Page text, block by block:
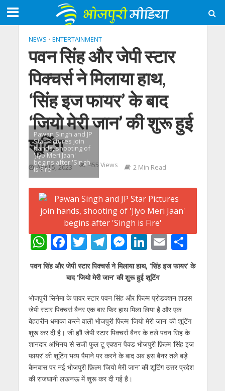
NEWS • ENTERTAINMENT
पवन सिंह और जेपी स्टार
पिक्चर्स ने मिलाया हाथ,
‘सिंह इज फायर’ के बाद
‘जियो मेरी जान’ की शुरू हुई
शूटिंग
April 5, 2023 455 Views 2 Min Read
Pawan Singh and JP
Star Pictures join
hands, shooting of
'Jiyo Meri Jaan'
begins after 'Singh
is Fire'
W
h
at
s
A
p
p
F
ac
e
b
o
o
k
T
w
itt
T
el
e
gr
a
m
M
e
ss
e
n
g
er
Li
n
k
dI
n
E
m
ai
S
h
ar
पवन सिंह और जेपी स्टार पिक्चर्स ने मिलाया हाथ, ‘सिंह इज फायर’ के
बाद ‘जियो मेरी जान’ की शुरू हुई शूटिंग
भोजपुरी सिनेमा के पावर स्टार पवन सिंह और फिल्म प्रोडक्शन हाउस
जेपी स्टार पिक्चर्स बैनर एक बार फिर हाथ मिला लिया है और एक
बेहतरीन धमाका करने वाली भोजपुरी फिल्म ‘जियो मेरी जान’ की शूटिंग
शुरू कर दी है। जी हाँ! जेपी स्टार पिक्चर्स बैनर के तले पवन सिंह के
शानदार अभिनय से सजी फुल टू एक्शन पैक्ड भोजपुरी फ़िल्म ‘सिंह इज
फायर’ की शूटिंग भव्य पैमाने पर करने के बाद अब इस बैनर तले बड़े
कैनवास पर नई भोजपुरी फ़िल्म ‘जियो मेरी जान’ की शूटिंग उत्तर प्रदेश
की राजधानी लखनऊ में शुरू कर दी गई है।